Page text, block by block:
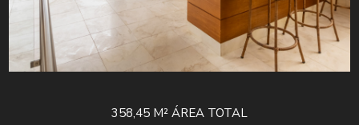
358,45 M² ÁREA TOTAL